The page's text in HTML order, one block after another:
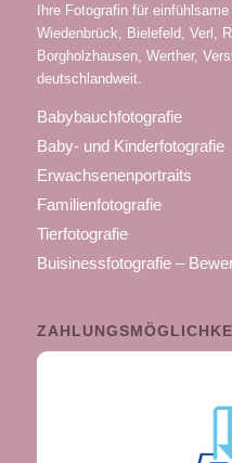
Ihre Fotografin für
Wiedenbrück, Bielefeld, Verl,
Borgholzhausen, Werther,
deutschlandweit.
Babybauchfotografie
Baby- und Kinderfotografie
Erwachsenenportraits
Familienfotografie
Tierfotografie
Buisinessfotografie –